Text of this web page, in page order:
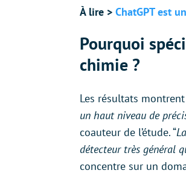
À lire > ChatGPT est
Pourquoi
chimie ?
Les résultats
un haut niveau de
coauteur de l’étude. “
détecteur très général
concentre sur un